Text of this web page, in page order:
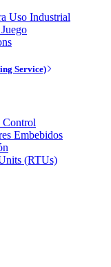
Uso Industrial
Service)
Embebidos
(RTUs)